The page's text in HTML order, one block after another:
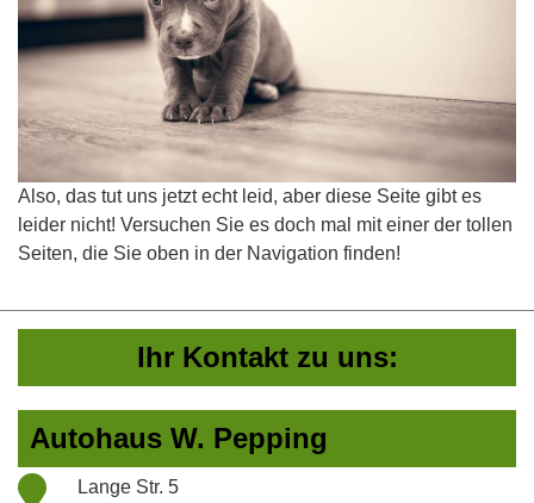
Also, das tut uns jetzt echt leid, aber diese Seite gibt es
leider nicht! Versuchen Sie es doch mal mit einer der tollen
Seiten, die Sie oben in der Navigation finden!
Ihr Kontakt zu uns:
Autohaus W. Pepping
Lange Str. 5